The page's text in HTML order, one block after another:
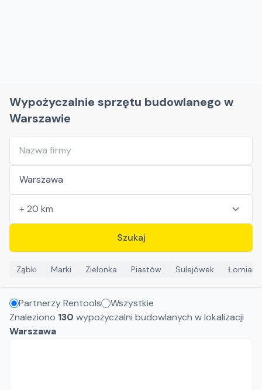
Wypożyczalnie sprzętu budowlanego w
Warszawie
Szukaj
Ząbki Marki Zielonka Piastów Sulejówek Łomianki
Partnerzy Rentools
Wszystkie
Znaleziono 130 wypożyczalni budowlanych w lokalizacji
Warszawa